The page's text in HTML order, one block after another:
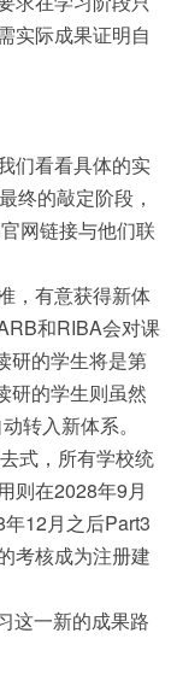
实际成果证明自
们看看具体的实
终的敲定阶段，
网链接与他们联
，有意获得新体
和RIBA会对课
研的学生将是第
研的学生则虽然
转入新体系。
式，所有学校统
则在2028年9月
12月之后Part3
考核成为注册建
这一新的成果路